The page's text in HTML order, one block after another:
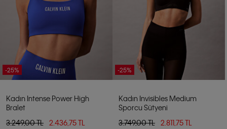
-25%
Kadın Intense Power High
Bralet
3.249,00 TL
2.436,75 TL
-25%
Kadın Invisibles Medium
Sporcu Sütyeni
3.749,00 TL
2.811,75 TL